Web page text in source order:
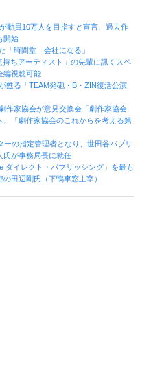
動員10万人を目指すと宣言、過去作
開始
「時間堂 会社になる」
ちアーティスト」の先輩に訊くスペ
編視聴可能
甦る「TEAM発砲・B・ZIN復活公演
作家協会が意見交換会「劇作家協会
「劇作家協会のこれからを考える第
ーの指定管理者となり、世田谷パブリ
氏が事務局長に就任
ダイレクト・パブリッシング」を最も
田辺剛氏（下鴨車窓主宰）